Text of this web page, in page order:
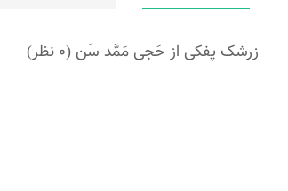
زرشک پفکی از حَجی مَمَّد سَن (0 نظر)